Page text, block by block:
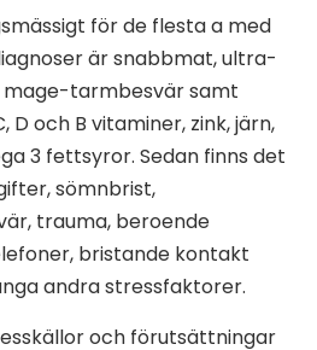
för de flesta a med
är snabbmat, ultra-
mage-tarmbesvär samt
D och B vitaminer, zink, järn,
3 fettsyror. Sedan finns det
sömnbrist,
trauma, beroende
bristande kontakt
andra stressfaktorer.
och förutsättningar